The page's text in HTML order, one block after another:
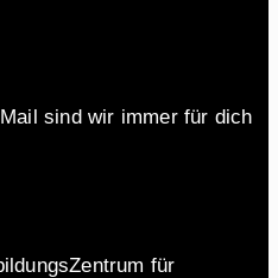
sind wir immer für dich
für